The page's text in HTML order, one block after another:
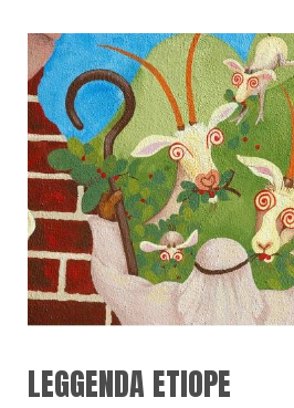
LEGGENDA ETIOPE